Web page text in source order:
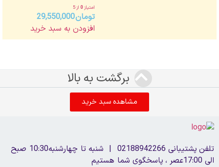
امتیاز0 از 5
تومان
افزودن به سبد خرید
برگشت به بالا
مشاهده سبد خرید
تلفن پشتیبانی 02188942266 | شنبه تا چهارشنبه10:30 صبح
الی 17:00عصر ، پاسخگوی شما هستیم